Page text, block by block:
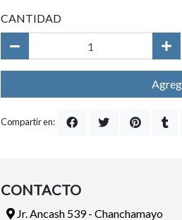
CANTIDAD
Compartir en:
CONTACTO
Jr. Ancash 539 - Chanchamayo